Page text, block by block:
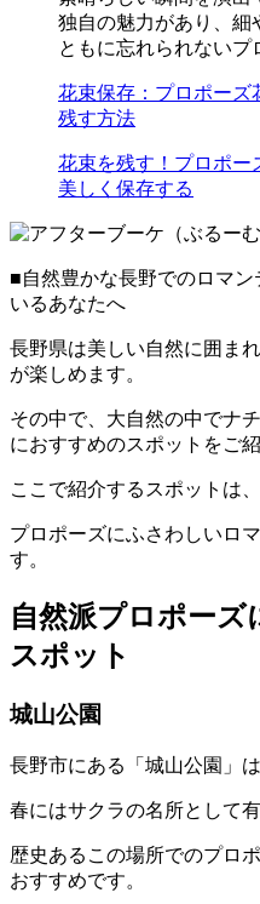
独自の魅力があり、細
ともに忘れられないプ
花束保存：プロポーズ
残す方法
花束を残す！プロポー
美しく保存する
■自然豊かな長野でのロマ
いるあなたへ
長野県は美しい自然に囲ま
が楽しめます。
その中で、大自然の中でナ
におすすめのスポットをご紹
ここで紹介するスポットは
プロポーズにふさわしいロ
す。
自然派プロポー
スポット
城山公園
長野市にある「城山公園」
春にはサクラの名所として
歴史あるこの場所でのプロ
おすすめです。